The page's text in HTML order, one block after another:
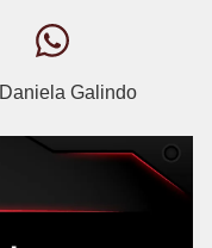
Daniela Galindo